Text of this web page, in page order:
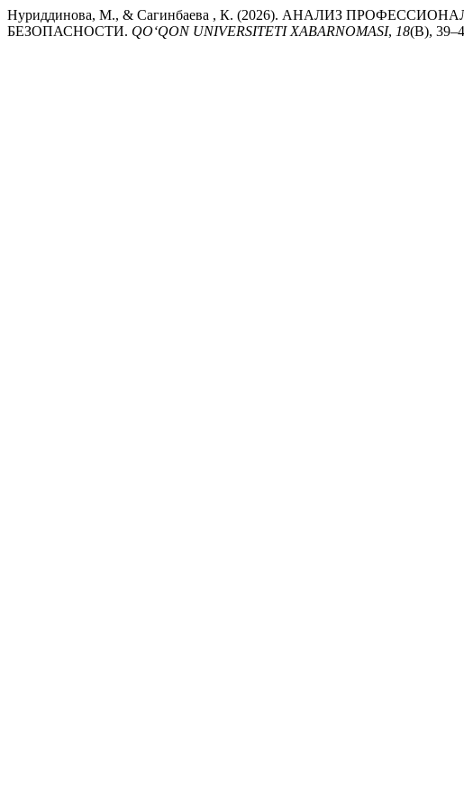
Нуриддинова, М., & Сагинбаева , К. (2026). АНАЛИЗ
БЕЗОПАСНОСТИ. QO‘QON UNIVERSITETI XABARNOMASI, 18(B),